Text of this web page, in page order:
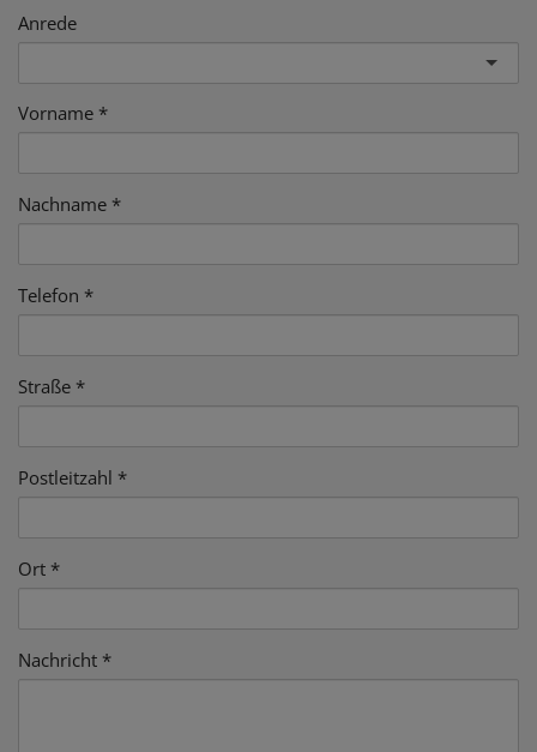
Anrede
Vorname
Nachname
Telefon
Straße
Postleitzahl
Ort
Nachricht